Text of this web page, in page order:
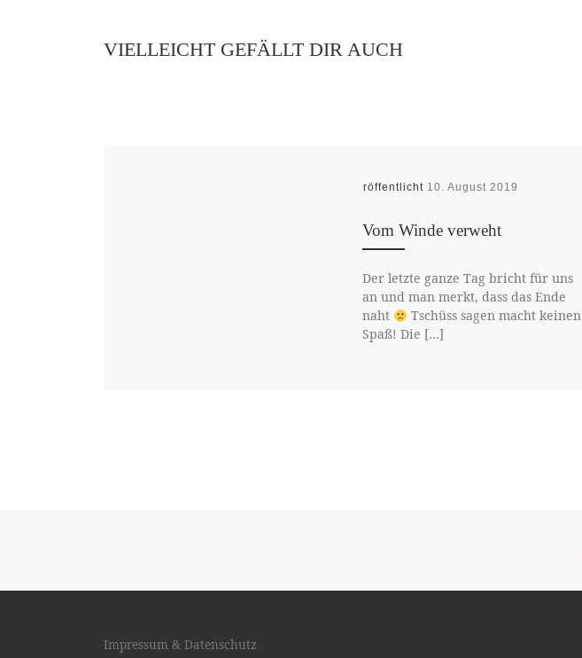
VIELLEICHT GEFÄLLT DIR AUCH
Veröffentlicht 10. August 2019
Vom Winde verweht
Der letzte ganze Tag bricht für uns
an und man merkt, dass das Ende
naht
Tschüss sagen macht keinen
Spaß! Die […]
Impressum & Datenschutz